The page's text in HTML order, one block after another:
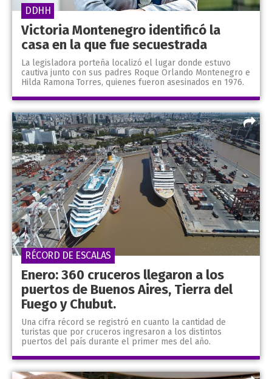
Victoria Montenegro identificó la
casa en la que fue secuestrada
La legisladora porteña localizó el lugar donde estuvo
cautiva junto con sus padres Roque Orlando Montenegro e
Hilda Ramona Torres, quienes fueron asesinados en 1976.
DDHH
Enero: 360 cruceros llegaron a los
puertos de Buenos Aires, Tierra del
Fuego y Chubut.
Una cifra récord se registró en cuanto la cantidad de
turistas que por cruceros ingresaron a los distintos
puertos del país durante el primer mes del año.
RÉCORD DE ESCALAS